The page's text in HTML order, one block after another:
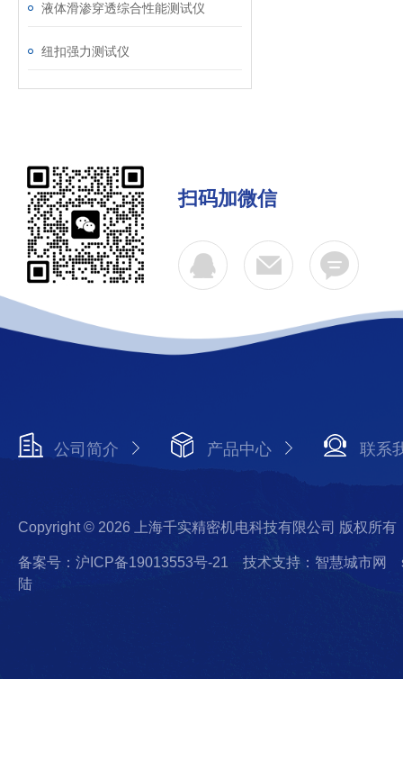
液体滑渗穿透综合性能测试仪
纽扣强力测试仪
扫码加微信
公司简介 产品中心 联系
Copyright © 2026 上海千实精密机电科技有限公司 版权所有
备案号：沪ICP备19013553号-21 技术支持：智慧城市网
陆